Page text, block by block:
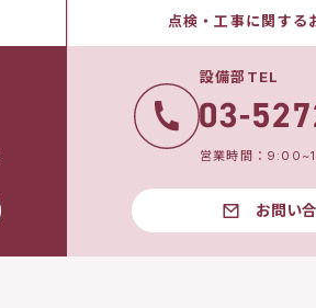
点検・工事に関する
設備部TEL
営業時間：
お問い